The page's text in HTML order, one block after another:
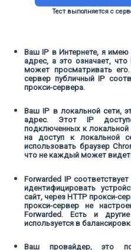
Тест выполняется с
Ваш IP в Интернете, я
адрес, а это означает,
может просматривать
сервер публичный IP
прокси-сервера.
Ваш IP в локальной сети,
адрес. Этот IP
подключенных к
на доступ к локальной
использовать браузер
что не каждый может
Forwarded IP
идентифицировать
сайт, через HTTP прокси-
прокси-сервер не
Forwarded. Есть и
используется в
Ваш провайдер, это